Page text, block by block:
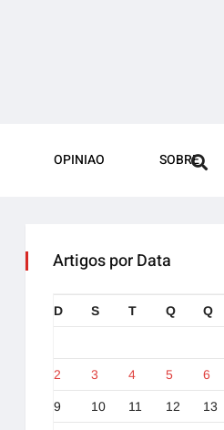
OPINIAO SOBRE
Artigos por Data
D S T Q Q
2 3 4 5 6
9 10 11 12 13